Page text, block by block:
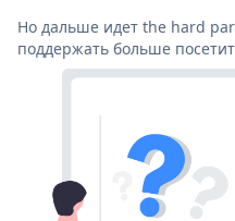
Но дальше идет the hard
поддержать больше